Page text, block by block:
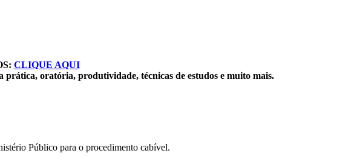
CLIQUE AQUI
oratória, produtividade, técnicas de estudos e muito mais.
Público para o procedimento cabível.